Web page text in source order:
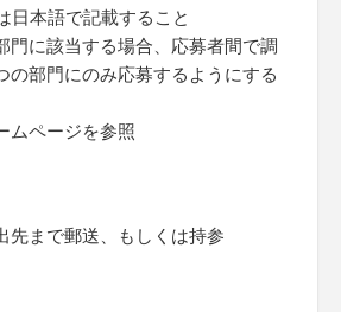
日本語で記載すること
門に該当する場合、応募者間で調
の部門にのみ応募するようにする
ムページを参照
先まで郵送、もしくは持参